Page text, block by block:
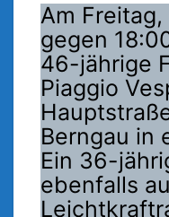
Am
gegen
46-jährige
Piaggio
Berngau in
Ein 36-
ebenfalls